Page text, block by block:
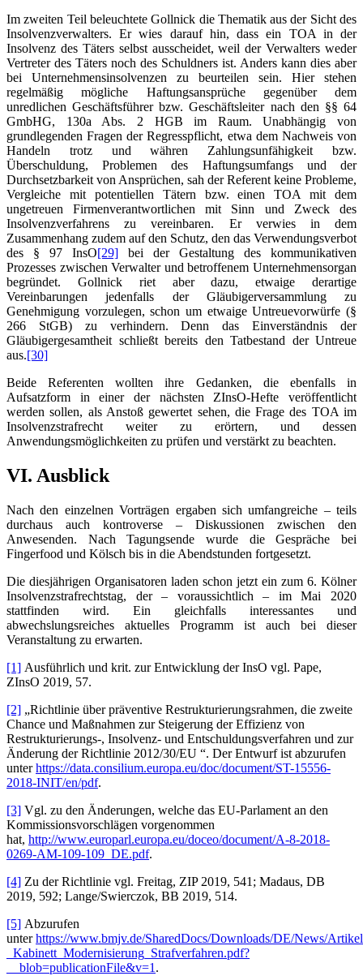
Im zweiten Teil beleuchtete Gollnick die Thematik aus der Sicht des
Insolvenzverwalters. Er wies darauf hin, dass ein TOA in der
Insolvenz des Täters selbst ausscheidet, weil der Verwalters weder
Vertreter des Täters noch des Schuldners ist. Anders kann dies aber
bei Unternehmensinsolvenzen zu beurteilen sein. Hier stehen
regelmäßig mögliche Haftungsansprüche gegenüber dem
unredlichen Geschäftsführer bzw. Geschäftsleiter nach den §§ 64
GmbHG, 130a Abs. 2 HGB im Raum. Unabhängig von
grundlegenden Fragen der Regresspflicht, etwa dem Nachweis von
Handeln trotz und währen Zahlungsunfähigkeit bzw.
Überschuldung, Problemen des Haftungsumfangs und der
Durchsetzbarkeit von Ansprüchen, sah der Referent keine Probleme,
Vergleiche mit potentiellen Tätern bzw. einen TOA mit dem
ungetreuen Firmenverantwortlichen mit Sinn und Zweck des
Insolvenzverfahrens zu vereinbaren. Er verwies in dem
Zusammenhang zudem auf den Schutz, den das Verwendungsverbot
des § 97 InsO[29] bei der Gestaltung des kommunikativen
Prozesses zwischen Verwalter und betroffenem Unternehmensorgan
begründet. Gollnick riet aber dazu, etwaige derartige
Vereinbarungen jedenfalls der Gläubigerversammlung zu
Genehmigung vorzulegen, schon um etwaige Untreuevorwürfe (§
266 StGB) zu verhindern. Denn das Einverständnis der
Gläubigergesamtheit schließt bereits den Tatbestand der Untreue
aus.[30]
Beide Referenten wollten ihre Gedanken, die ebenfalls in
Aufsatzform in einer der nächsten ZInsO-Hefte veröffentlicht
werden sollen, als Anstoß gewertet sehen, die Frage des TOA im
Insolvenzstrafrecht weiter zu erörtern, und dessen
Anwendungsmöglichkeiten zu prüfen und verstärkt zu beachten.
VI. Ausblick
Nach den einzelnen Vorträgen ergaben sich umfangreiche – teils
durchaus auch kontroverse – Diskussionen zwischen den
Anwesenden. Nach Tagungsende wurde die Gespräche bei
Fingerfood und Kölsch bis in die Abendstunden fortgesetzt.
Die diesjährigen Organisatoren laden schon jetzt ein zum 6. Kölner
Insolvenzstrafrechtstag, der – voraussichtlich – im Mai 2020
stattfinden wird. Ein gleichfalls interessantes und
abwechslungsreiches aktuelles Programm ist auch bei dieser
Veranstaltung zu erwarten.
[1] Ausführlich und krit. zur Entwicklung der InsO vgl. Pape,
ZInsO 2019, 57.
[2] „Richtlinie über präventive Restrukturierungsrahmen, die zweite
Chance und Maßnahmen zur Steigerung der Effizienz von
Restrukturierungs-, Insolvenz- und Entschuldungsverfahren und zur
Änderung der Richtlinie 2012/30/EU “. Der Entwurf ist abzurufen
unterhttps://data.consilium.europa.eu/doc/document/ST-15556-
2018-INIT/en/pdf.
[3] Vgl. zu den Änderungen, welche das EU-Parlament an den
Kommissionsvorschlägen vorgenommen
hat, http://www.europarl.europa.eu/doceo/document/A-8-2018-
0269-AM-109-109_DE.pdf.
[4] Zu der Richtlinie vgl. Freitag, ZIP 2019, 541; Madaus, DB
2019, 592; Lange/Swierczok, BB 2019, 514.
[5] Abzurufen
unterhttps://www.bmjv.de/SharedDocs/Downloads/DE/News/
_Kabinett_Modernisierung_Strafverfahren.pdf?
__blob=publicationFile&v=1 .